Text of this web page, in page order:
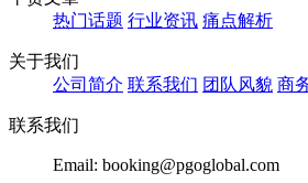
热门话题 行业资讯 痛点解析
关于我们
公司简介 联系我们 团队风貌 商
联系我们
Email: booking@pgoglobal.com